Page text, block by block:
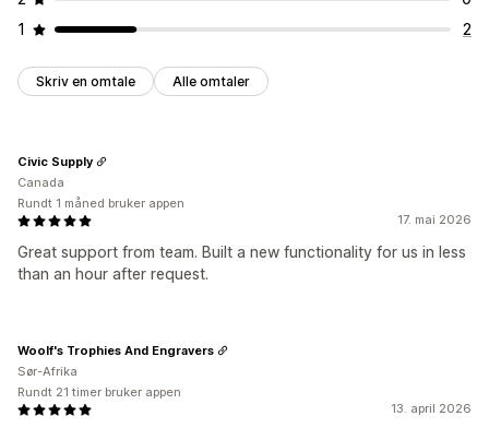
1
2
Skriv en omtale Alle omtaler
17. mai 2026
Great support from team. Built a new functionality for us in less
than an hour after request.
Civic Supply
Canada
Rundt 1 måned bruker appen
13. april 2026
Woolf's Trophies And Engravers
Sør-Afrika
Rundt 21 timer bruker appen